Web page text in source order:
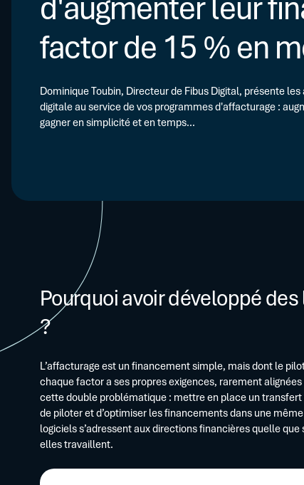
factor de 15 % en
Dominique Toubin, Directeur de Fibus Digital, présente
digitale au service de vos programmes d'affacturage :
gagner en simplicité et en temps...
Pourquoi avoir développé
?
L’affacturage est un financement simple, mais dont le
chaque factor a ses propres exigences, rarement
cette double problématique : mettre en place un
de piloter et d’optimiser les financements dans une
logiciels s’adressent aux directions financières quelle
elles travaillent.